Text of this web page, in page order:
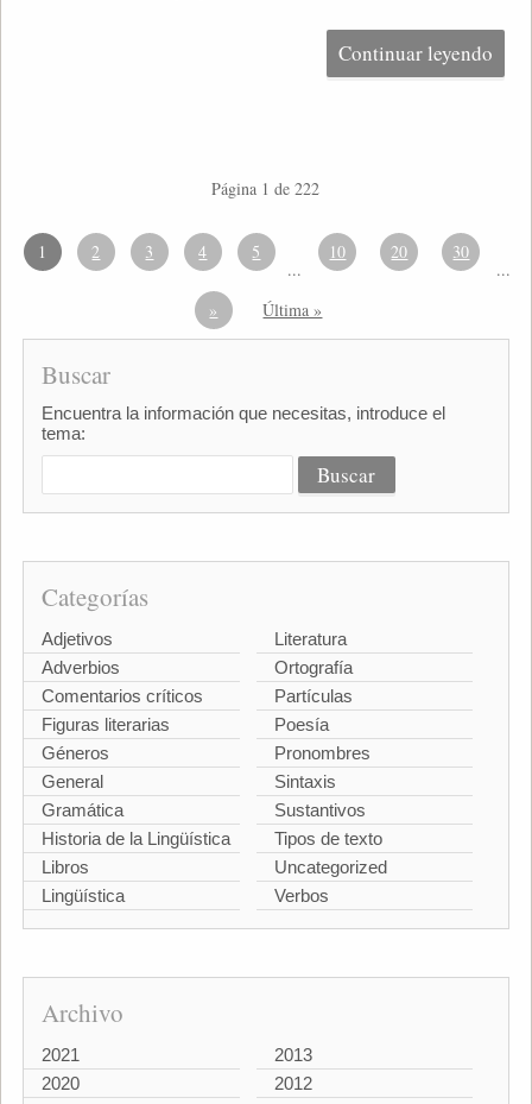
Continuar leyendo
Página 1 de 222
1 2 3 4 5
...
10 20 30
...
»
Última »
Buscar
Encuentra la información que necesitas, introduce el
tema:
Categorías
Adjetivos
Adverbios
Comentarios críticos
Figuras literarias
Géneros
General
Gramática
Historia de la Lingüística
Libros
Lingüística
Literatura
Ortografía
Partículas
Poesía
Pronombres
Sintaxis
Sustantivos
Tipos de texto
Uncategorized
Verbos
Archivo
2021
2020
2013
2012